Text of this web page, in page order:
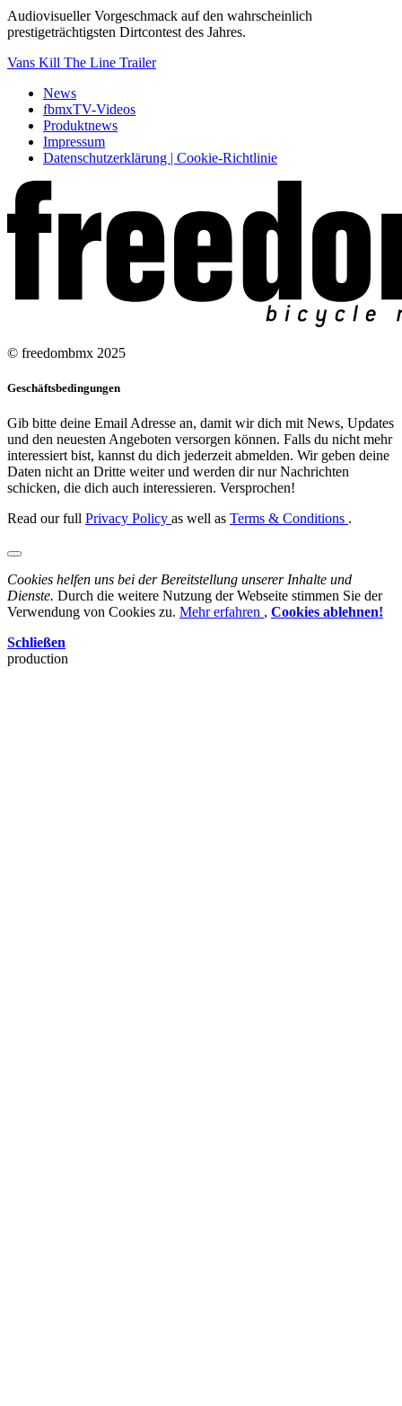
Audiovisueller Vorgeschmack auf den wahrscheinlich
prestigeträchtigsten Dirtcontest des Jahres.
Vans Kill The Line Trailer
News
fbmxTV-Videos
Produktnews
Impressum
Datenschutzerklärung | Cookie-Richtlinie
© freedombmx 2025
Geschäftsbedingungen
Gib bitte deine Email Adresse an, damit wir dich mit News, Updates
und den neuesten Angeboten versorgen können. Falls du nicht mehr
interessiert bist, kannst du dich jederzeit abmelden. Wir geben deine
Daten nicht an Dritte weiter und werden dir nur Nachrichten
schicken, die dich auch interessieren. Versprochen!
Read our full Privacy Policy as well as Terms & Conditions .
Cookies helfen uns bei der Bereitstellung unserer Inhalte und
Dienste. Durch die weitere Nutzung der Webseite stimmen Sie der
Verwendung von Cookies zu. Mehr erfahren , Cookies ablehnen!
Schließen
production